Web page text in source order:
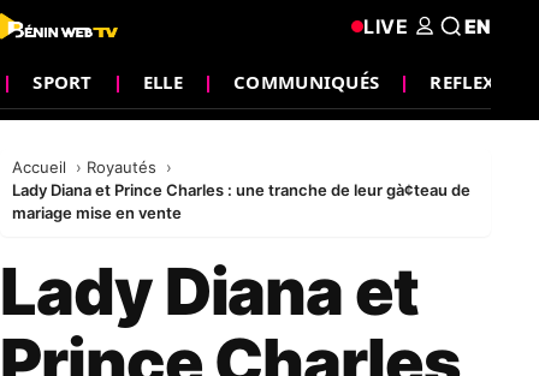
SPORT ELLE COMMUNIQUÉS REFLEXION
LIVE EN
Accueil
Royautés
Lady Diana et Prince Charles : une tranche de leur gà¢teau de
mariage mise en vente
Lady Diana et